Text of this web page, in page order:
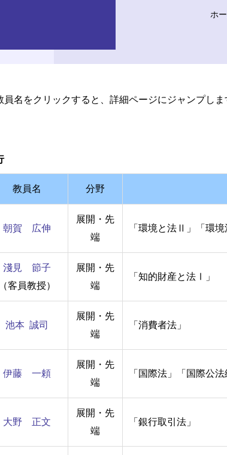
ホ
員名をクリックすると、詳細ページにジャンプしま
教員名 分野
朝賀 広伸
展開・先
端
「環境と法Ⅱ」「環境
淺見 節子
客員教授）
展開・先
端
「知的財産と法Ⅰ」
池本 誠司
展開・先
端
「消費者法」
伊藤 一頼
展開・先
端
「国際法」「国際公法
大野 正文
展開・先
端
「銀行取引法」